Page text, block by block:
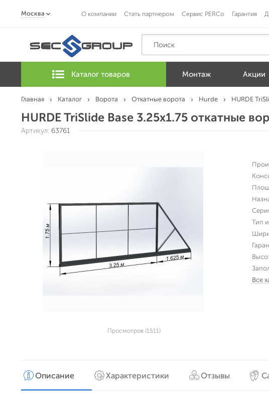
Москва О компании Стать партнером Сервис PERCo Гарантия
Каталог товаров Монтаж Акции
Главная Каталог Ворота Откатные ворота Hurde HURDE
HURDE TriSlide Base 3.25x1.75 откатные
Артикул: 63761
Просмотров (1511)
Тип
Все
Описание Характеристики Отзывы